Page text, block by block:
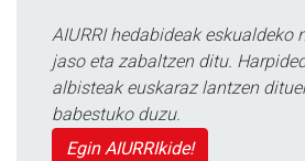
AIURRI hedabideak eskualdeko
jaso eta zabaltzen ditu.
albisteak euskaraz lantzen
babestuko duzu.
Egin AIURRIkide!